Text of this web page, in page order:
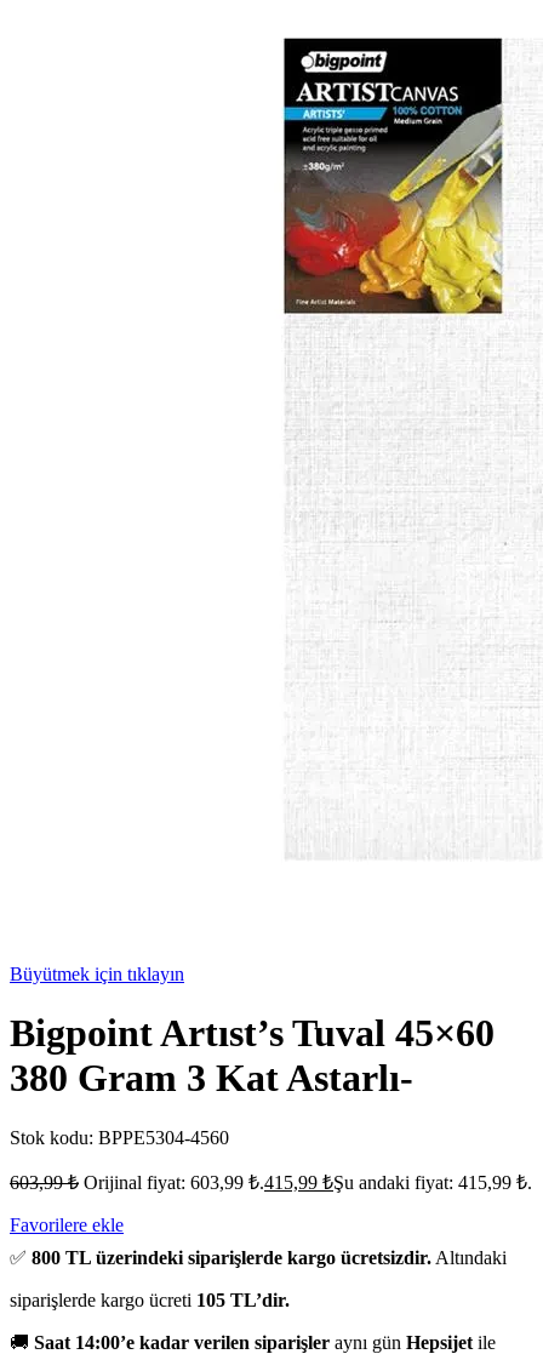
Büyütmek için tıklayın
Bigpoint Artıst’s Tuval 45×60
380 Gram 3 Kat Astarlı-
Stok kodu: BPPE5304-4560
603,99₺ Orijinal fiyat: 603,99 ₺.415,99 ₺Şu andaki fiyat: 415,99 ₺.
Favorilere ekle
✅ 800 TL üzerindeki siparişlerde kargo ücretsizdir. Altındaki
siparişlerde kargo ücreti 105 TL’dir.
🚚 Saat 14:00’e kadar verilen siparişler aynı gün Hepsijet ile